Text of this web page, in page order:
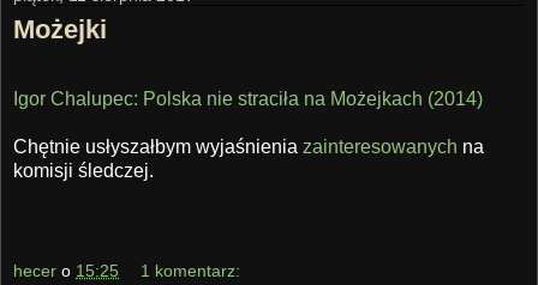
Możejki
Igor Chalupec: Polska nie straciła na Możejkach (2014)
Chętnie usłyszałbym wyjaśnienia zainteresowanych na
komisji śledczej.
hecer o 15:25 1 komentarz: